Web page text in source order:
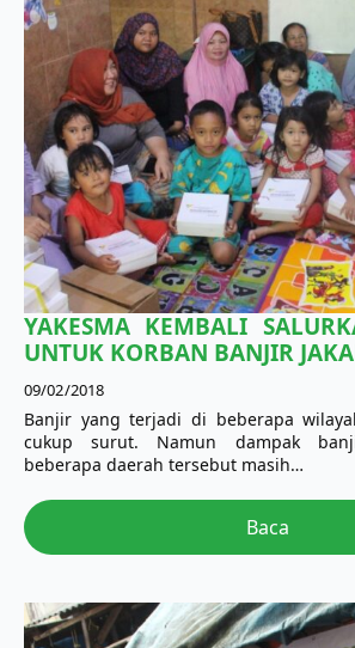
YAKESMA KEMBALI
UNTUK KORBAN BANJIR
09/02/2018
Banjir yang terjadi di beberapa
cukup surut. Namun dampak
beberapa daerah tersebut masih…
Baca